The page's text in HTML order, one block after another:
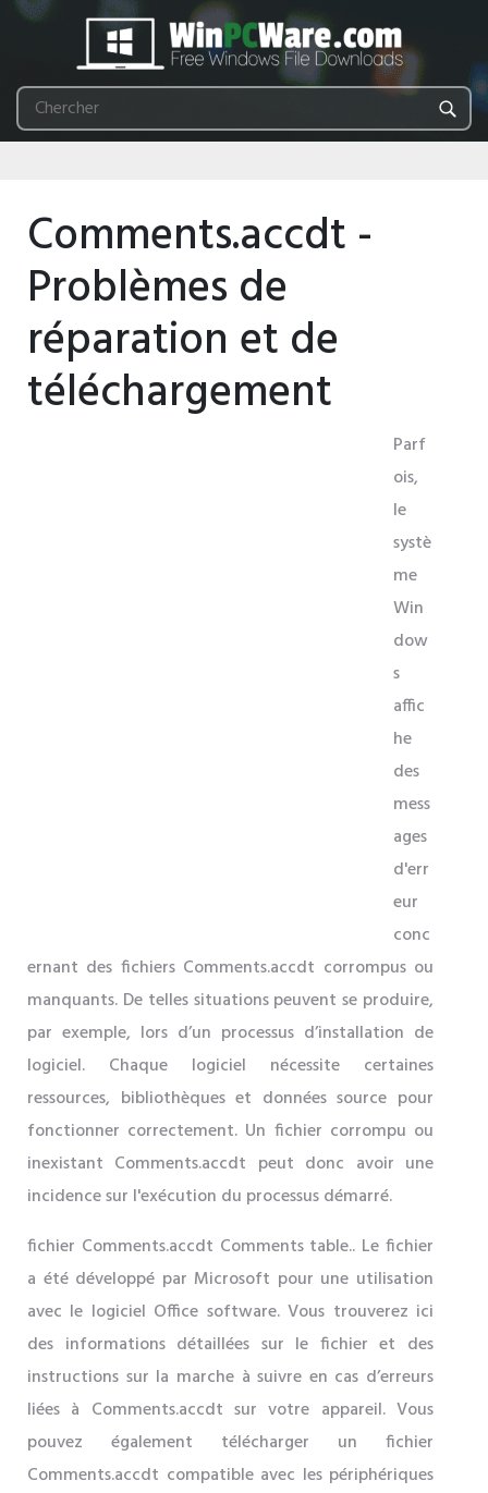
Comments.accdt -
Problèmes de
réparation et de
téléchargement
Parf
ois,
le
systè
me
Win
dow
s
affic
he
des
mess
ages
d'err
eur
conc
ernant des fichiers Comments.accdt corrompus ou
manquants. De telles situations peuvent se produire,
par exemple, lors d’un processus d’installation de
logiciel. Chaque logiciel nécessite certaines
ressources, bibliothèques et données source pour
fonctionner correctement. Un fichier corrompu ou
inexistant Comments.accdt peut donc avoir une
incidence sur l'exécution du processus démarré.
fichier Comments.accdt Comments table.. Le fichier
a été développé par Microsoft pour une utilisation
avec le logiciel Office software. Vous trouverez ici
des informations détaillées sur le fichier et des
instructions sur la marche à suivre en cas d’erreurs
liées à Comments.accdt sur votre appareil. Vous
pouvez également télécharger un fichier
Comments.accdt compatible avec les périphériques